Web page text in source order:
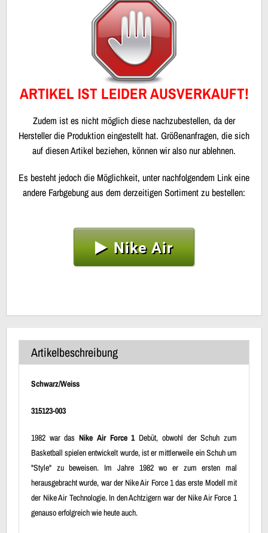
ARTIKEL IST LEIDER AUSVERKAUFT!
Zudem ist es nicht möglich diese nachzubestellen, da der
Hersteller die Produktion eingestellt hat. Größenanfragen, die sich
auf diesen Artikel beziehen, können wir also nur ablehnen.
Es besteht jedoch die Möglichkeit, unter nachfolgendem Link eine
andere Farbgebung aus dem derzeitigen Sortiment zu bestellen:
Nike Air
Artikelbeschreibung
Schwarz/Weiss
315123-003
1982 war dasNike Air Force 1Debüt, obwohl der Schuh zum
Basketball spielen entwickelt wurde, ist er mittlerweile ein Schuh um
"Style" zu beweisen. Im Jahre 1982 wo er zum ersten mal
herausgebracht wurde, war der Nike Air Force 1 das erste Modell mit
der Nike Air Technologie. In den Achtzigern war der Nike Air Force 1
genauso erfolgreich wie heute auch.